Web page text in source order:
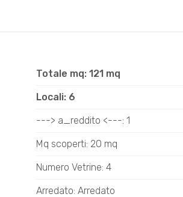
Totale mq: 121 mq
Locali: 6
---> a_reddito <---: 1
Mq scoperti: 20 mq
Numero Vetrine: 4
Arredato: Arredato